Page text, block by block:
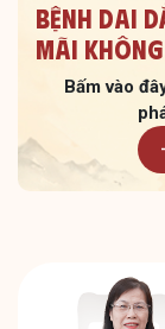
Bệnh dai
Mãi
Bấm vào